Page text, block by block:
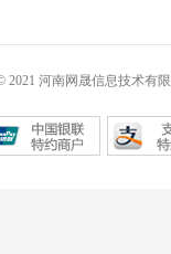
2021 河南网晟信息技术有